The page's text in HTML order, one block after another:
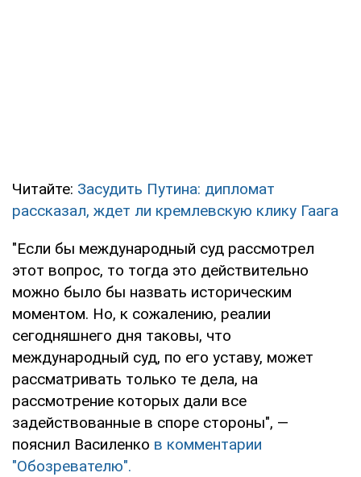
Читайте: Засудить Путина: дипломат
рассказал, ждет ли кремлевскую клику Гаага
"Если бы международный суд рассмотрел
этот вопрос, то тогда это действительно
можно было бы назвать историческим
моментом. Но, к сожалению, реалии
сегодняшнего дня таковы, что
международный суд, по его уставу, может
рассматривать только те дела, на
рассмотрение которых дали все
задействованные в споре стороны", —
пояснил Василенко в комментарии
"Обозревателю".